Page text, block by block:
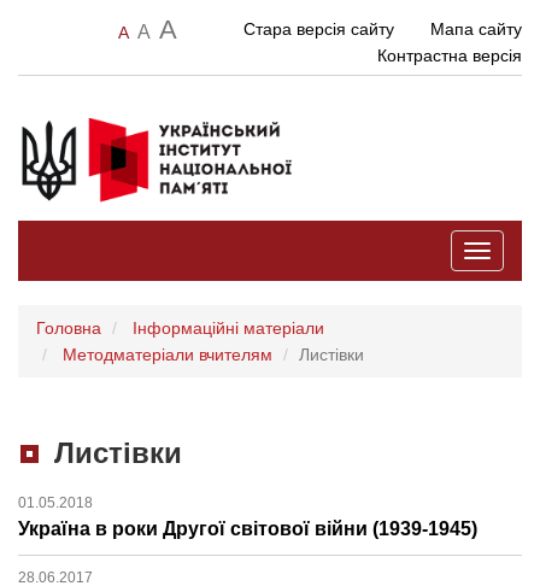
A A A Стара версія сайту
Мапа сайту
Контрастна версія
Toggle
Головна
Інформаційні матеріали
Методматеріали вчителям
Листівки
Листівки
01.05.2018
Україна в роки Другої світової війни (1939-1945)
28.06.2017